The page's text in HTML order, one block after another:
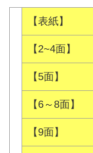
【表紙】
【2~4面】
【5面】
【6～8面】
【9面】